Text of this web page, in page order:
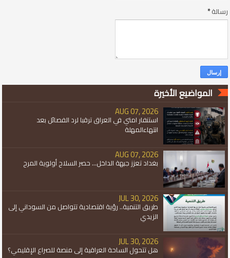
رسالة*
المواضيع الأخيرة
AUG 07, 2026
استنفار امتي في العراق ترقبا لرد الفصائل بعد
انتهاءالمهلة
AUG 07, 2026
بغداد تعزز جبهة الداخل... حصر السلاح أولوية المرح
JUL 30, 2026
طريق التنمية.. رؤية اقتصادية تتواصل من السوداني إلى
الزيدي
JUL 30, 2026
هل تتحول الساحة العراقية إلى منصة للصراع الإقليمي؟